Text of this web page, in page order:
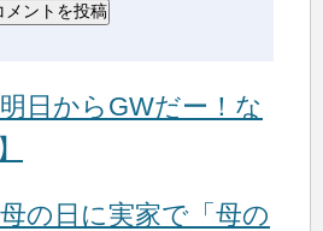
明日からGWだー！な
母の日に実家で「母の